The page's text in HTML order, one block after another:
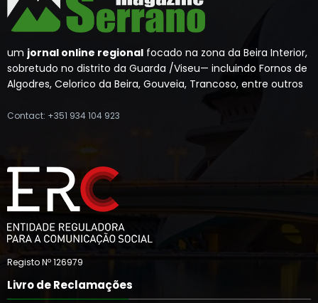
um jornal online regional focado na zona da Beira Interior,
sobretudo no distrito da Guarda /Viseu— incluindo Fornos de
Algodres, Celorico da Beira, Gouveia, Trancoso, entre outros
Contact: +351 934 104 923
Registo Nº 126979
Livro de Reclamações